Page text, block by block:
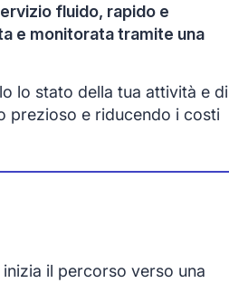
fluido, rapido e
e monitorata tramite una
lo stato della tua attività e di
prezioso e riducendo i costi
inizia il percorso verso una